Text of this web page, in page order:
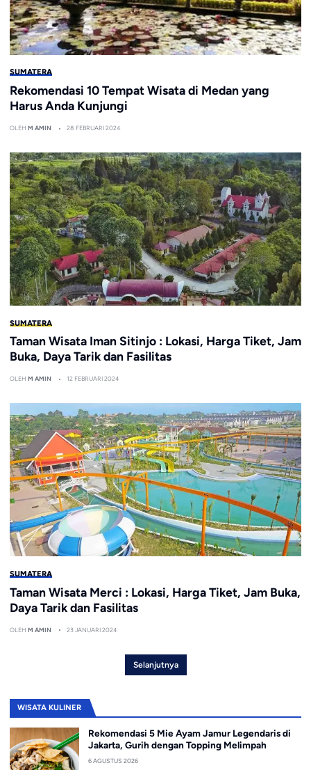
SUMATERA
Rekomendasi 10 Tempat Wisata di Medan yang
Harus Anda Kunjungi
OLEH M AMIN 28 FEBRUARI 2024
SUMATERA
Taman Wisata Iman Sitinjo : Lokasi, Harga Tiket, Jam
Buka, Daya Tarik dan Fasilitas
OLEH M AMIN 12 FEBRUARI 2024
SUMATERA
Taman Wisata Merci : Lokasi, Harga Tiket, Jam Buka,
Daya Tarik dan Fasilitas
OLEH M AMIN 23 JANUARI 2024
Selanjutnya
WISATA KULINER
Rekomendasi 5 Mie Ayam Jamur Legendaris di
Jakarta, Gurih dengan Topping Melimpah
6 AGUSTUS 2026